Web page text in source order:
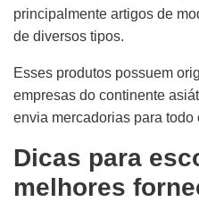
principalmente artigos de
de diversos tipos.
Esses produtos possuem
empresas do continente
envia mercadorias para todo
Dicas para
melhores